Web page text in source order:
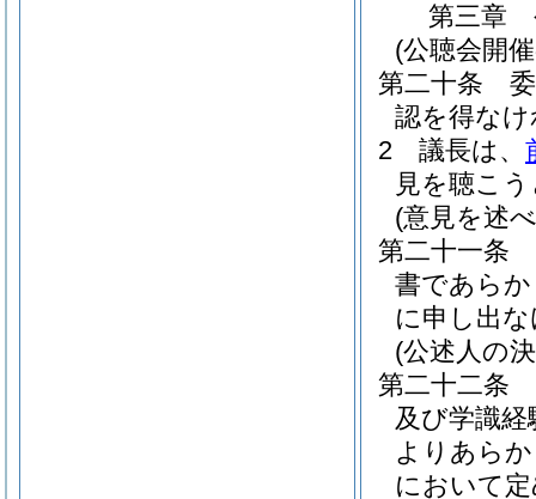
第三章
(公聴会開
第二十条
認を得な
2
議長は、
見を聴こ
(意見を述
第二十一条
書であら
に申し出
(公述人の
第二十二条
及び学識経
よりあら
において